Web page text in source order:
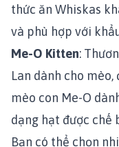
thức ăn Whiskas
và phù hợp với
Me-O Kitten:
Lan dành cho
mèo con Me-O
dạng hạt được chế
Bạn có thể chọn